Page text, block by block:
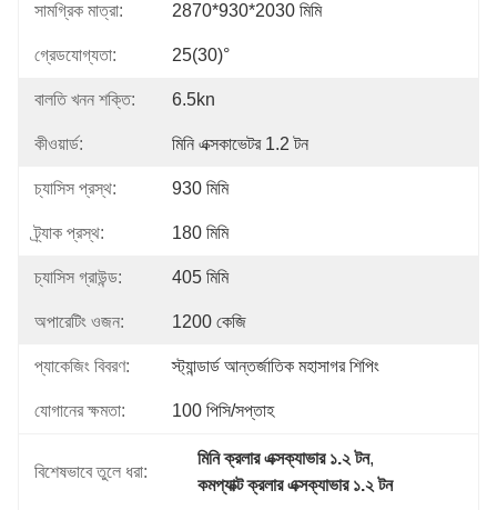
সামগ্রিক মাত্রা: 2870*930*2030 মিমি
গ্রেডযোগ্যতা: 25(30)°
বালতি খনন শক্তি: 6.5kn
কীওয়ার্ড: মিনি এক্সকাভেটর 1.2 টন
চ্যাসিস প্রস্থ: 930 মিমি
ট্র্যাক প্রস্থ: 180 মিমি
চ্যাসিস গ্রাউন্ড: 405 মিমি
অপারেটিং ওজন: 1200 কেজি
প্যাকেজিং বিবরণ: স্ট্যান্ডার্ড আন্তর্জাতিক মহাসাগর শিপিং
যোগানের ক্ষমতা: 100 পিসি/সপ্তাহ
বিশেষভাবে তুলে ধরা:
মিনি ক্রলার এক্সক্যাভার ১.২ টন,
কমপ্যাক্ট ক্রলার এক্সক্যাভার ১.২ টন